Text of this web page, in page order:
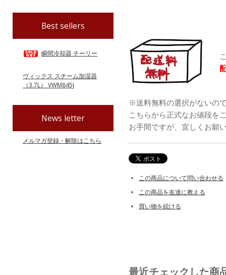
こ
※送料無料の選択がないの
こちらから正式なお値段を
お手間ですが、宜しくお願
この商品について問い合わせる
この商品を友達に教える
買い物を続ける
最近チェックした商
Best sellers
瞬間冷却器 チーリー
ヴィックス スチーム加湿器
（3.7L） VWM845J
News letter
メルマガ登録・解除はこちら